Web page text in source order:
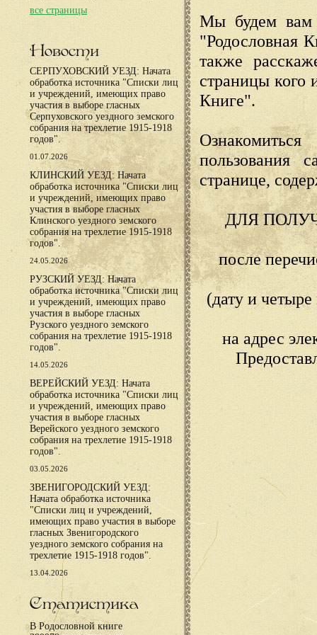
все страницы
Новости
СЕРПУХОВСКИЙ УЕЗД: Начата
обработка источника "Списки лиц
и учреждений, имеющих право
участия в выборе гласных
Серпуховского уездного земского
собрания на трехлетие 1915-1918
годов".
01.07.2026
КЛИНСКИЙ УЕЗД: Начата
обработка источника "Списки лиц
и учреждений, имеющих право
участия в выборе гласных
Клинского уездного земского
собрания на трехлетие 1915-1918
годов".
24.05.2026
РУЗСКИЙ УЕЗД: Начата
обработка источника "Списки лиц
и учреждений, имеющих право
участия в выборе гласных
Рузского уездного земского
собрания на трехлетие 1915-1918
годов".
14.05.2026
ВЕРЕЙСКИЙ УЕЗД: Начата
обработка источника "Списки лиц
и учреждений, имеющих право
участия в выборе гласных
Верейского уездного земского
собрания на трехлетие 1915-1918
годов".
03.05.2026
ЗВЕНИГОРОДСКИЙ УЕЗД:
Начата обработка источника
"Списки лиц и учреждений,
имеющих право участия в выборе
гласных Звенигородского
уездного земского собрания на
трехлетие 1915-1918 годов".
13.04.2026
Статистика
В Родословной книге
Мы будем вам
"Родословная
также
страницы кого
Книге".
пользования
странице,
ДЛЯ
после
(дату и
на адрес